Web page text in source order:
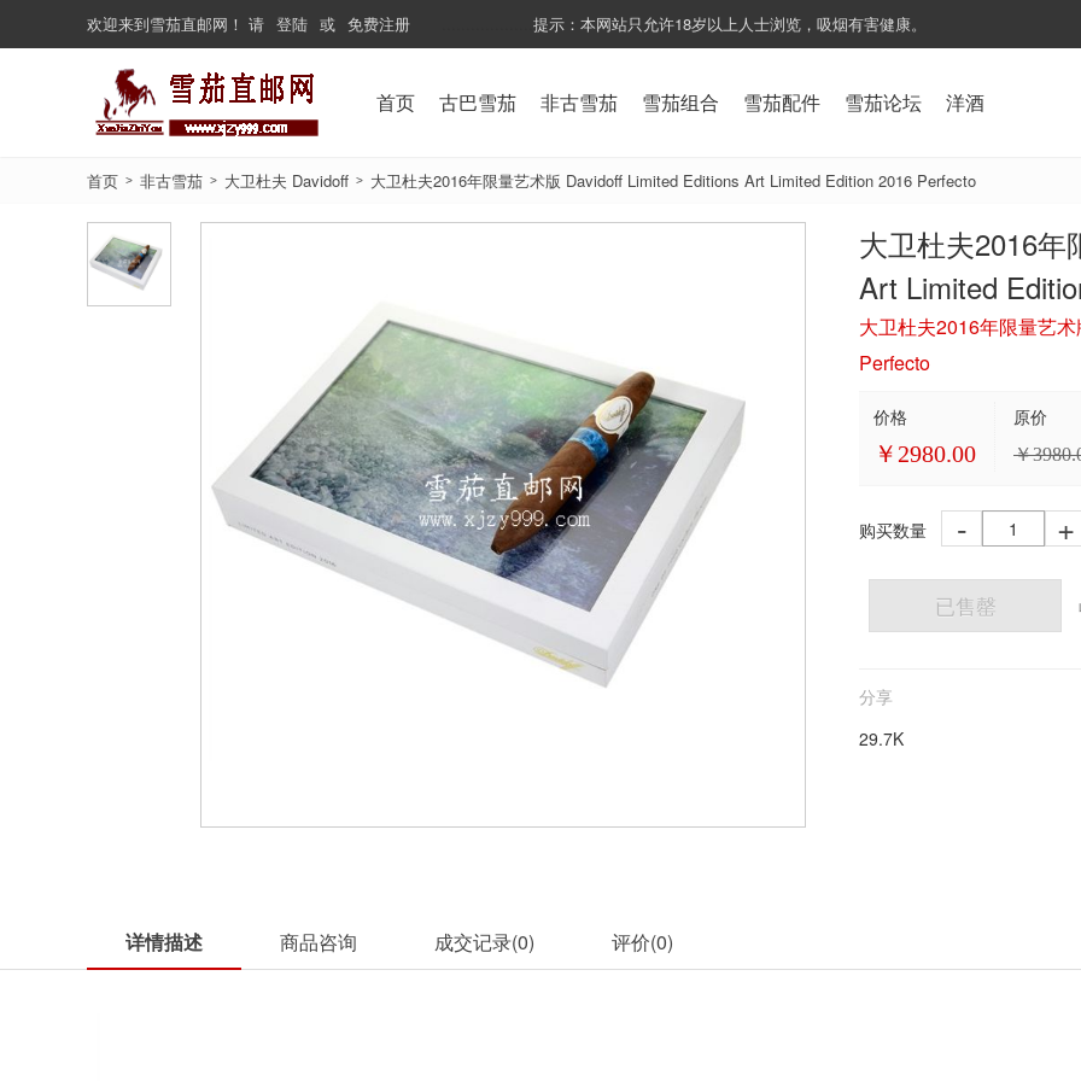
欢迎来到雪茄直邮网 ！ 请 登陆 或 免费注册 提示：本网站只允许18岁以上人士浏览，吸烟有害健康。
首页 古巴雪茄 非古雪茄 雪茄组合 雪茄配件 雪茄论坛 洋酒
首页 > 非古雪茄 > 大卫杜夫 Davidoff > 大卫杜夫2016年限量艺术版 Davidoff Limited Editions Art Limited Edition 2016 Perfecto
大卫杜夫2016年
Art Limited
大卫杜夫2016年限量艺
Perfecto
价格
￥ 2980.00
原价
￥
购买数量 - +
已售罄
分享
29.7K
详情描述 商品咨询 成交记录(0) 评价(0)